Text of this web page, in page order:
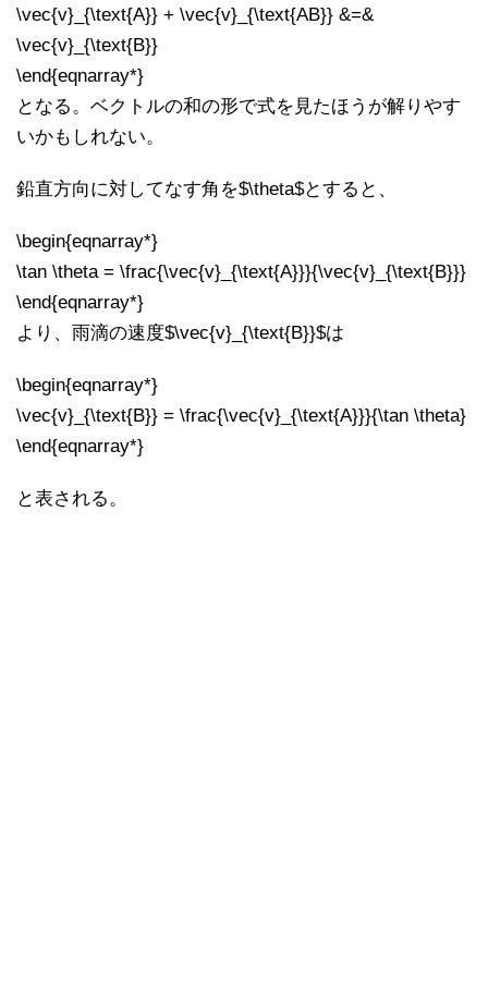
\vec{v}_{\text{A}} + \vec{v}_{\text{AB}} &=&
\vec{v}_{\text{B}}
\end{eqnarray*}
となる。ベクトルの和の形で式を見たほうが解りやす
いかもしれない。
鉛直方向に対してなす角を$\theta$とすると、
\begin{eqnarray*}
\tan \theta = \frac{\vec{v}_{\text{A}}}{\vec{v}_{\text{B}}}
\end{eqnarray*}
より、雨滴の速度$\vec{v}_{\text{B}}$は
\begin{eqnarray*}
\vec{v}_{\text{B}} = \frac{\vec{v}_{\text{A}}}{\tan \theta}
\end{eqnarray*}
と表される。